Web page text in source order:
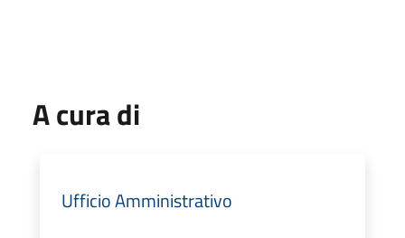
A cura di
Ufficio Amministrativo